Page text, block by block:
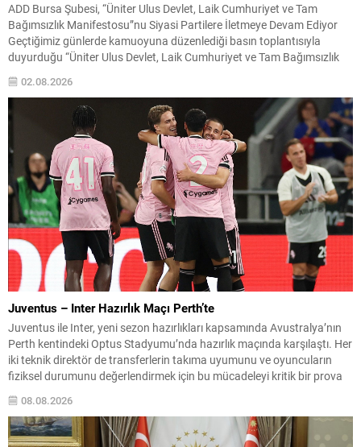
ADD Bursa Şubesi, “Üniter Ulus Devlet, Laik Cumhuriyet ve Tam
Bağımsızlık Manifestosu”nu Siyasi Partilere İletmeye Devam Ediyor
Geçtiğimiz günlerde kamuoyuna düzenlediği basın toplantısıyla
duyurduğu “Üniter Ulus Devlet, Laik Cumhuriyet ve Tam Bağımsızlık
Manifestosu”nu, TBMM gündemine getirileceği ifade edilen çerçeve
yasa çalışmaları öncesinde yeniden kamuoyunun dikkatine sunan
Atatürkçü Düşünce Derneği (ADD)...
02.08.2026
Juventus – Inter Hazırlık Maçı Perth’te
Juventus ile Inter, yeni sezon hazırlıkları kapsamında Avustralya’nın
Perth kentindeki Optus Stadyumu’nda hazırlık maçında karşılaştı. Her
iki teknik direktör de transferlerin takıma uyumunu ve oyuncuların
fiziksel durumunu değerlendirmek için bu mücadeleyi kritik bir prova
Juventus’ta Kenan Yıldız ilk 11’de görev alırken,...
08.08.2026